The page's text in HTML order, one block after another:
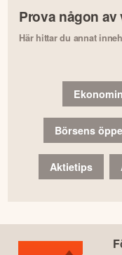
Prova någon
Här hittar du annat
Börsens
Aktietips